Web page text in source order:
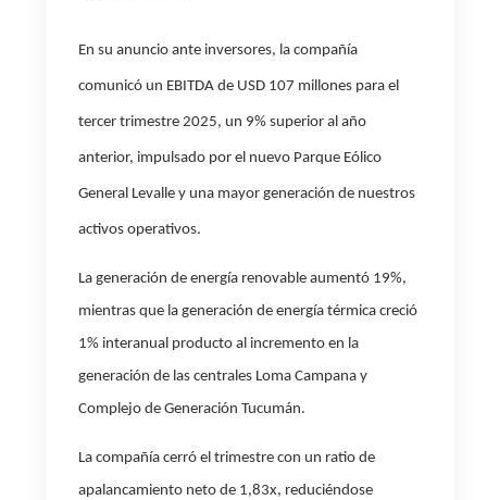
En su anuncio ante inversores, la compañía
comunicó un EBITDA de USD 107 millones para el
tercer trimestre 2025, un 9% superior al año
anterior, impulsado por el nuevo Parque Eólico
General Levalle y una mayor generación de nuestros
activos operativos.
La generación de energía renovable aumentó 19%,
mientras que la generación de energía térmica creció
1% interanual producto al incremento en la
generación de las centrales Loma Campana y
Complejo de Generación Tucumán.
La compañía cerró el trimestre con un ratio de
apalancamiento neto de 1,83x, reduciéndose